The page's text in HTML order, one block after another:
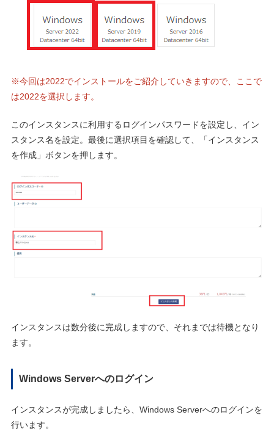
※今回は2022でインストールをご紹介していきますので、ここで
は2022を選択します。
このインスタンスに利用するログインパスワードを設定し、イン
スタンス名を設定。最後に選択項目を確認して、「インスタンス
を作成」ボタンを押します。
インスタンスは数分後に完成しますので、それまでは待機となり
ます。
Windows Serverへのログイン
インスタンスが完成しましたら、Windows Serverへのログインを
行います。